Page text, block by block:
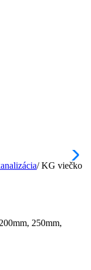
/ KG viečko
250mm,